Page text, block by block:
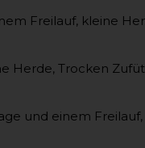
Freilauf, kleine
Herde, Trocken
und einem